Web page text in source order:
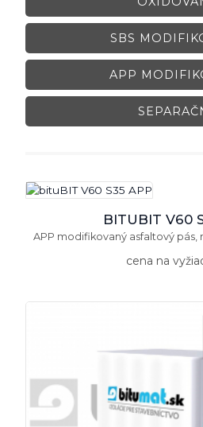
SBS
APP
BITUBIT V60
APP modifikovaný asfaltový
cena na